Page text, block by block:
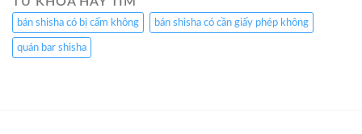
bán shisha có bị cấm không bán shisha có cần giấy phép không
quán bar shisha